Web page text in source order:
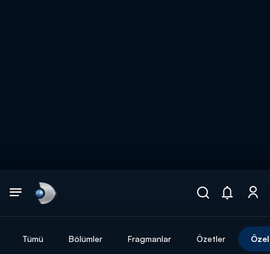
Tümü Bölümler Fragmanlar Özetler